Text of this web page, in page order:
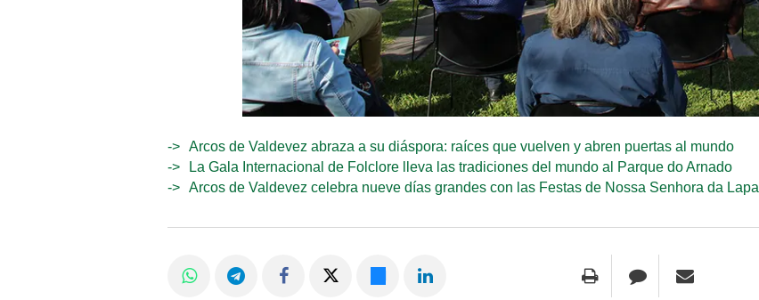
Arcos de Valdevez abraza a su diáspora: raíces que vuelven y abren puertas al mundo
La Gala Internacional de Folclore lleva las tradiciones del mundo al Parque do Arnado
Arcos de Valdevez celebra nueve días grandes con las Festas de Nossa Senhora da Lapa